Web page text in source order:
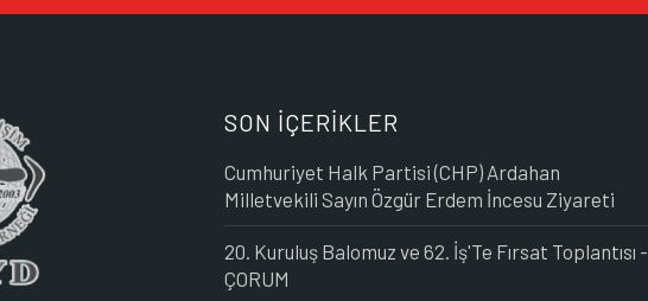
SON İÇERİKLER
Cumhuriyet Halk Partisi (CHP) Ardahan
Milletvekili Sayın Özgür Erdem İncesu Ziyareti
20. Kuruluş Balomuz ve 62. İş'Te Fırsat Toplantısı -
ÇORUM